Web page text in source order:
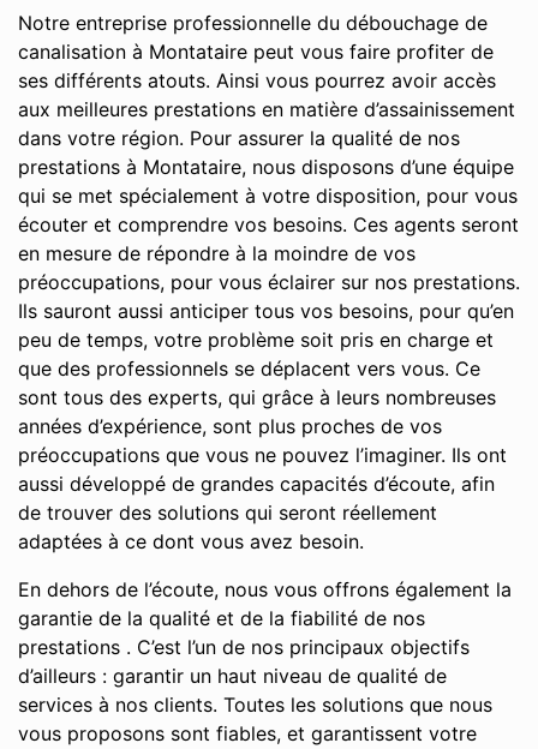
Notre entreprise professionnelle du débouchage de
canalisation à Montataire peut vous faire profiter de
ses différents atouts. Ainsi vous pourrez avoir accès
aux meilleures prestations en matière d’assainissement
dans votre région. Pour assurer la qualité de nos
prestations à Montataire, nous disposons d’une équipe
qui se met spécialement à votre disposition, pour vous
écouter et comprendre vos besoins. Ces agents seront
en mesure de répondre à la moindre de vos
préoccupations, pour vous éclairer sur nos prestations.
Ils sauront aussi anticiper tous vos besoins, pour qu’en
peu de temps, votre problème soit pris en charge et
que des professionnels se déplacent vers vous. Ce
sont tous des experts, qui grâce à leurs nombreuses
années d’expérience, sont plus proches de vos
préoccupations que vous ne pouvez l’imaginer. Ils ont
aussi développé de grandes capacités d’écoute, afin
de trouver des solutions qui seront réellement
adaptées à ce dont vous avez besoin.
En dehors de l’écoute, nous vous offrons également la
garantie de la qualité et de la fiabilité de nos
prestations . C’est l’un de nos principaux objectifs
d’ailleurs : garantir un haut niveau de qualité de
services à nos clients. Toutes les solutions que nous
vous proposons sont fiables, et garantissent votre